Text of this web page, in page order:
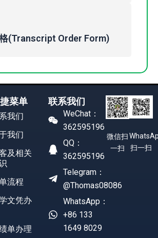
(Transcript Order Form)
菜单
我们
我们
及相关
流程
文凭办
单办理
联系我们
WeChat：
362595196
QQ：
362595196
Telegram：
@Thomas08086
WhatsApp：
+86 133
1649 8029
微信扫
一扫
扫一扫